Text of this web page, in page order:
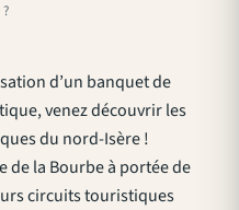
d’un banquet de
venez découvrir les
du nord-Isère !
de la Bourbe à portée de
circuits touristiques